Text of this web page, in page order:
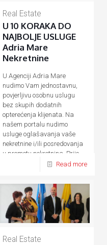
Real Estate
U 10 KORAKA DO
NAJBOLJE USLUGE
Adria Mare
Nekretnine
U Agenciji Adria Mare
nudimo Vam jednostavnu,
povjerljivu osobnu uslugu
bez skupih dodatnih
opterećenja klijenata. Na
našem portalu nudimo
usluge oglašavanja vaše
nekretnine i/ili posredovanja
u prometu nekretnina. Prije,
Read more
Real Estate